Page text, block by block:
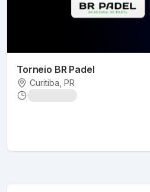
Torneio BR Padel
Curitiba , PR